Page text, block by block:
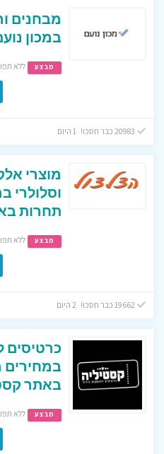
מבחנים
במכון
מבצע ללא
מוצרי
וסלולרי
תחרות
מבצע ללא
כרטיסים
במחירים
באתר
מבצע ללא